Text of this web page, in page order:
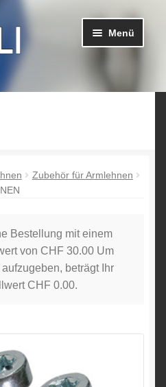
Menü
le
Zubehör für Armlehnen
Bestellung mit einem
von CHF 30.00Um
aufzugeben, beträgt Ihr
CHF 0.00.